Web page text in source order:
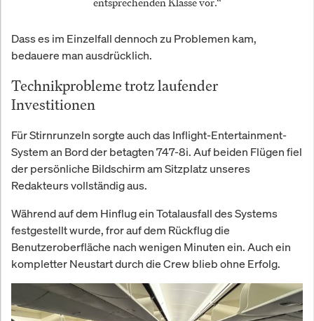
Dass es im Einzelfall dennoch zu Problemen kam,
bedauere man ausdrücklich.
Technikprobleme trotz laufender
Investitionen
Für Stirnrunzeln sorgte auch das Inflight-Entertainment-
System an Bord der betagten 747-8i. Auf beiden Flügen fiel
der persönliche Bildschirm am Sitzplatz unseres
Redakteurs vollständig aus.
Während auf dem Hinflug ein Totalausfall des Systems
festgestellt wurde, fror auf dem Rückflug die
Benutzeroberfläche nach wenigen Minuten ein. Auch ein
kompletter Neustart durch die Crew blieb ohne Erfolg.